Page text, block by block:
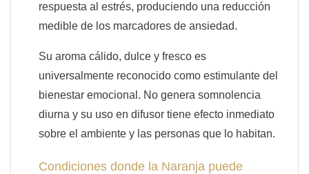
respuesta al estrés, produciendo una reducción
medible de los marcadores de ansiedad.
Su aroma cálido, dulce y fresco es
universalmente reconocido como estimulante del
bienestar emocional. No genera somnolencia
diurna y su uso en difusor tiene efecto inmediato
sobre el ambiente y las personas que lo habitan.
Condiciones donde la Naranja puede